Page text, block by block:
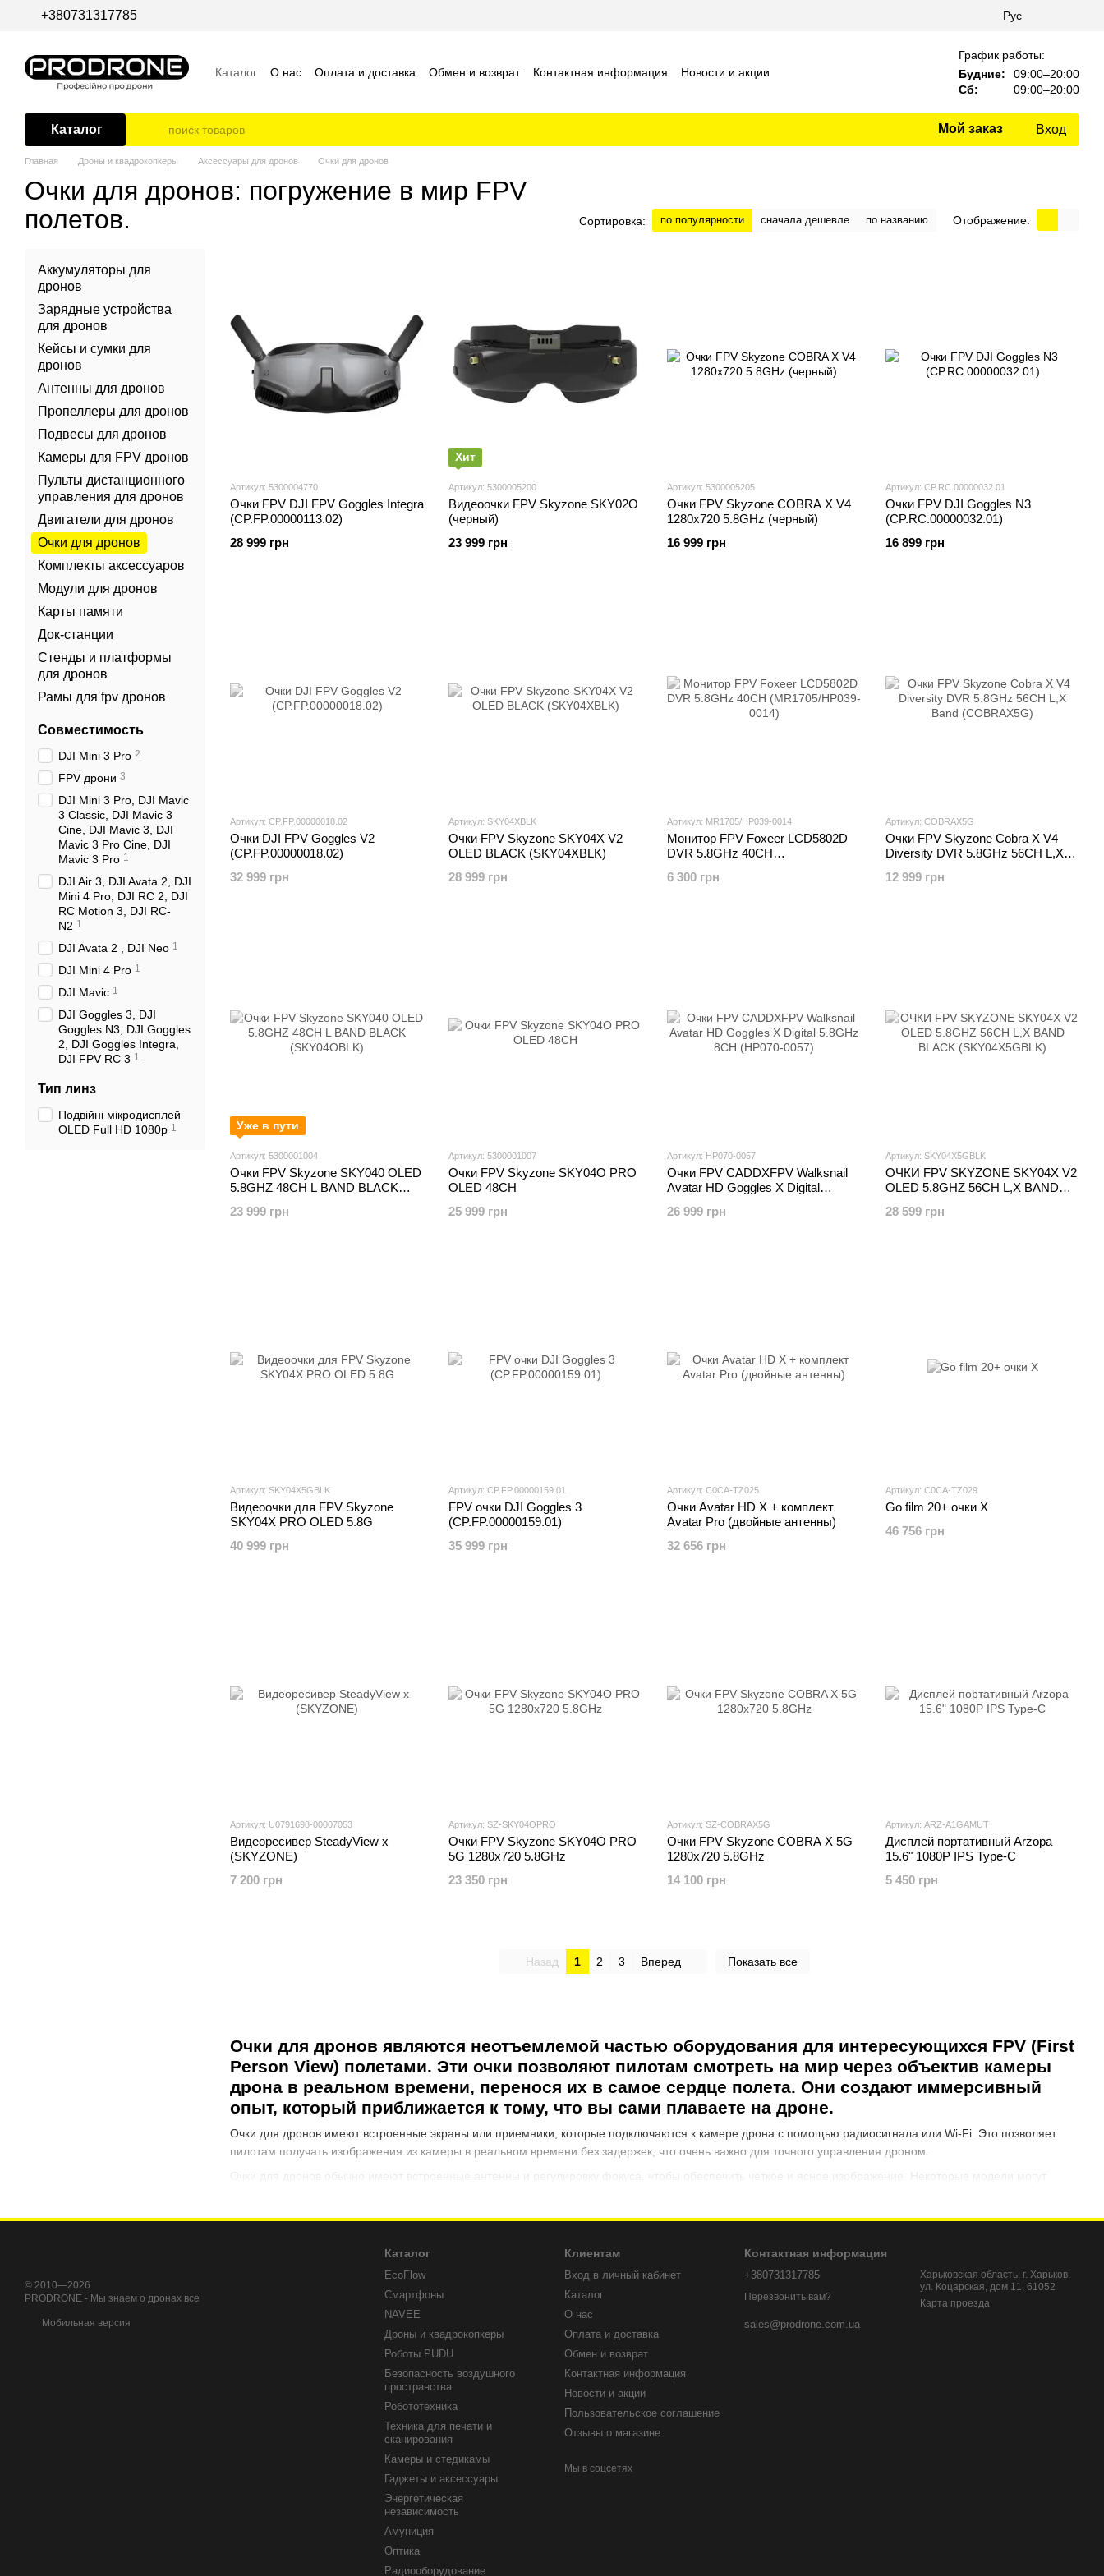
Перейти к основному контенту
+380731317785 Рус
Каталог О нас Оплата и доставка Обмен и возврат Контактная информация
Новости и акции
График работы:
Будние:
09:00–20:00
Сб:
09:00–20:00
Каталог Мой заказ Вход
Главная Дроны и квадрокопкеры Аксессуары для дронов Очки для дронов
Очки для дронов: погружение в мир FPV
полетов.
Сортировка: по популярности сначала дешевле по названию Отображение:
Очки для дронов являются неотъемлемой частью оборудования для интересующихся FPV (First
Person View) полетами. Эти очки позволяют пилотам смотреть на мир через объектив камеры
дрона в реальном времени, перенося их в самое сердце полета. Они создают иммерсивный
опыт, который приближается к тому, что вы сами плаваете на дроне.
Очки для дронов имеют встроенные экраны или приемники, которые подключаются к камере дрона с помощью радиосигнала или Wi-Fi. Это позволяет
пилотам получать изображения из камеры в реальном времени без задержек, что очень важно для точного управления дроном.
Очки для дронов обычно имеют встроенные антенны и регулировку фокуса, чтобы обеспечить четкое и ясное изображение. Некоторые модели могут
При выборе очков для дронов важно учитывать такие параметры, как совместимость с вашим дроном, качество изображения и комфорт во время
Артикул: 5300004770
Очки FPV DJI FPV Goggles Integra
(CP.FP.00000113.02)
28 999 грн
Хит
Артикул: 5300005200
Видеоочки FPV Skyzone SKY02O
(черный)
23 999 грн
Артикул: 5300005205
Очки FPV Skyzone COBRA X V4
1280x720 5.8GHz (черный)
16 999 грн
Артикул: CP.RC.00000032.01
Очки FPV DJI Goggles N3
(CP.RC.00000032.01)
16 899 грн
Артикул: CP.FP.00000018.02
Очки DJI FPV Goggles V2
(CP.FP.00000018.02)
32 999 грн
Артикул: SKY04XBLK
Очки FPV Skyzone SKY04X V2
OLED BLACK (SKY04XBLK)
28 999 грн
Артикул: MR1705/HP039-0014
Монитор FPV Foxeer LCD5802D
DVR 5.8GHz 40CH
6 300 грн
Артикул: COBRAX5G
Очки FPV Skyzone Cobra X V4
Diversity DVR 5.8GHz 56CH L,X
12 999 грн
Уже в пути
Артикул: 5300001004
Очки FPV Skyzone SKY040 OLED
5.8GHZ 48CH L BAND BLACK
23 999 грн
Артикул: 5300001007
Очки FPV Skyzone SKY04O PRO
OLED 48CH
25 999 грн
Артикул: HP070-0057
Очки FPV CADDXFPV Walksnail
Avatar HD Goggles X Digital
26 999 грн
Артикул: SKY04X5GBLK
ОЧКИ FPV SKYZONE SKY04X V2
OLED 5.8GHZ 56CH L,X BAND
28 599 грн
Артикул: SKY04X5GBLK
Видеоочки для FPV Skyzone
SKY04X PRO OLED 5.8G
40 999 грн
Артикул: CP.FP.00000159.01
FPV очки DJI Goggles 3
(CP.FP.00000159.01)
35 999 грн
Артикул: C0CA-TZ025
Очки Avatar HD X + комплект
Avatar Pro (двойные антенны)
32 656 грн
Артикул: C0CA-TZ029
Go film 20+ очки X
46 756 грн
Артикул: U0791698-00007053
Видеоресивер SteadyView x
(SKYZONE)
7 200 грн
Артикул: SZ-SKY04OPRO
Очки FPV Skyzone SKY04O PRO
5G 1280x720 5.8GHz
23 350 грн
Артикул: SZ-COBRAX5G
Очки FPV Skyzone COBRA X 5G
1280x720 5.8GHz
14 100 грн
Артикул: ARZ-A1GAMUT
Дисплей портативный Arzopa
15.6" 1080P IPS Type-C
5 450 грн
Назад 1 2 3 Вперед Показать все
Аккумуляторы для
дронов
Зарядные устройства
для дронов
Кейсы и сумки для
дронов
Антенны для дронов
Пропеллеры для дронов
Подвесы для дронов
Камеры для FPV дронов
Пульты дистанционного
управления для дронов
Двигатели для дронов
Очки для дронов
Комплекты аксессуаров
Модули для дронов
Карты памяти
Док-станции
Стенды и платформы
для дронов
Рамы для fpv дронов
Совместимость
DJI Mini 3 Pro 2
FPV дрони 3
DJI Mini 3 Pro, DJI Mavic
3 Classic, DJI Mavic 3
Cine, DJI Mavic 3, DJI
Mavic 3 Pro Cine, DJI
Mavic 3 Pro 1
DJI Air 3, DJI Avata 2, DJI
Mini 4 Pro, DJI RC 2, DJI
RC Motion 3, DJI RC-
N2 1
DJI Avata 2 , DJI Neo 1
DJI Mini 4 Pro 1
DJI Mavic 1
DJI Goggles 3, DJI
Goggles N3, DJI Goggles
2, DJI Goggles Integra,
DJI FPV RC 3 1
Тип линз
Подвійні мікродисплей
OLED Full HD 1080p 1
© 2010—2026
PRODRONE - Мы знаем о дронах все
Мобильная версия
Каталог
EcoFlow
Смартфоны
NAVEE
Дроны и квадрокопкеры
Роботы PUDU
Безопасность воздушного
пространства
Робототехника
Техника для печати и
сканирования
Камеры и стедикамы
Гаджеты и аксессуары
Энергетическая
независимость
Амуниция
Оптика
Радиооборудование
Клиентам
Вход в личный кабинет
Каталог
О нас
Оплата и доставка
Обмен и возврат
Контактная информация
Новости и акции
Пользовательское соглашение
Отзывы о магазине
Мы в соцсетях
Контактная информация
+380731317785
Перезвонить вам?
sales@prodrone.com.ua
Харьковская область, г. Харьков,
ул. Коцарская, дом 11, 61052
Карта проезда